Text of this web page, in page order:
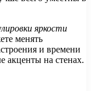
яркости
менять
и времени
акценты на стенах.